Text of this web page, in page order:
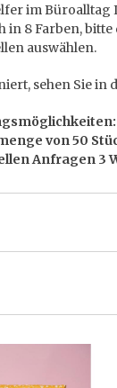
im
in 8 Farben,
auswählen.
sehen Sie in
von 50
Anfragen 3